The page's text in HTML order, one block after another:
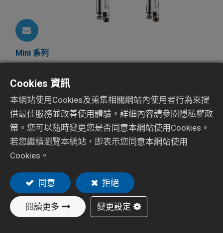
Mini 系列
XF-50
Cookies 資訊
本網站使用Cookies及蒐集相關網站內使用者行為來提
供最佳服務並改善使用體驗。詳細內容請參閱隱私權政
策。您可以隨時變更您是否同意本網站使用Cookies。
若您繼續瀏覽本網站，即表示您同意本網站使用
Cookies。
同意 拒絕
閱讀更多 變更設定